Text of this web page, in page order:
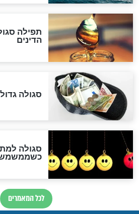
לכל המאמרים
אחרית
האם אפשר